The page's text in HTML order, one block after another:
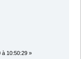
à 10:50:29 »